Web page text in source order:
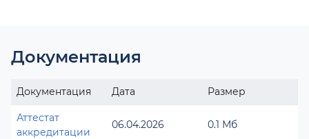
Документация
Документация Дата Размер
Аттестат
аккредитации
06.04.2026 0.1 Мб